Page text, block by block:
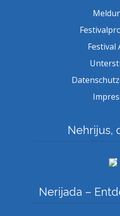
Festival
Nehrijus,
Nerijada –